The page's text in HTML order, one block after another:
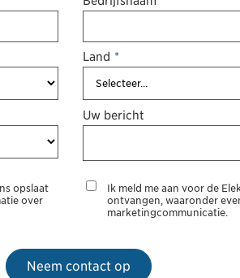
*
Land
Uw bericht
opslaat
over
Ik meld me aan voor de
ontvangen, waaronder
marketingcommunicatie.
Neem contact op